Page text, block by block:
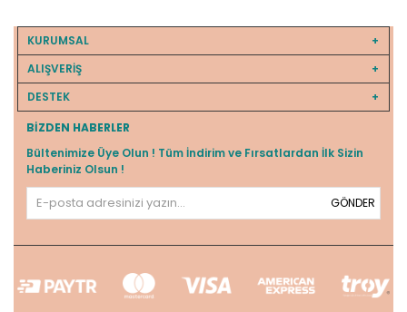
KURUMSAL
ALIŞVERİŞ
DESTEK
BIZDEN HABERLER
Bültenimize Üye Olun ! Tüm İndirim ve Fırsatlardan İlk Sizin
Haberiniz Olsun !
GÖNDER